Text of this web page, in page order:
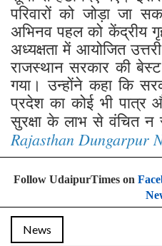
परिवारों को जोड़ा जा
अभिनव पहल को केंद्रीय
अध्यक्षता में आयोजित
राजस्थान सरकार की
गया। उन्होंने कहा कि
प्रदेश का कोई भी पात्र
सुरक्षा के लाभ से वंचित न
Rajasthan Dungarpur
Follow UdaipurTimes on
News